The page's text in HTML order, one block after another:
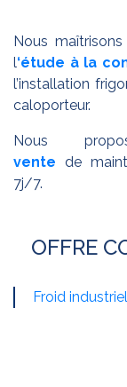
Nous
l‘étude à la
l’installation
caloporteur.
Nous
vente de
7j/7.
OFFRE
Froid